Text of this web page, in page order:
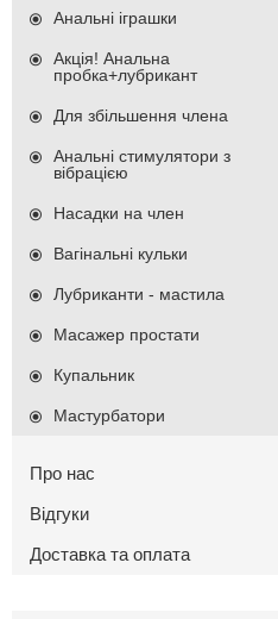
Анальні іграшки
Акція! Анальна
пробка+лубрикант
Для збільшення члена
Анальні стимулятори з
вібрацією
Насадки на член
Вагінальні кульки
Лубриканти - мастила
Масажер простати
Купальник
Мастурбатори
Про нас
Відгуки
Доставка та оплата